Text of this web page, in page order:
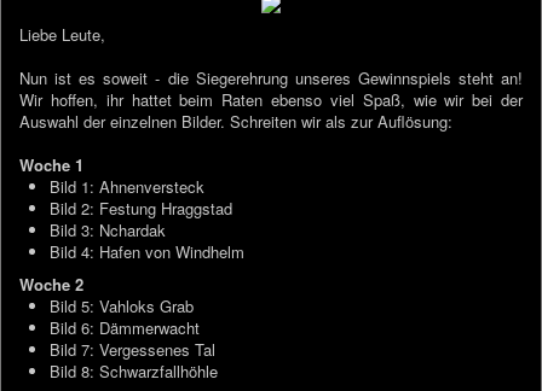
Liebe Leute,
Nun ist es soweit - die Siegerehrung unseres Gewinnspiels steht an!
Wir hoffen, ihr hattet beim Raten ebenso viel Spaß, wie wir bei der
Auswahl der einzelnen Bilder. Schreiten wir als zur Auflösung:
Woche 1
Bild 1: Ahnenversteck
Bild 2: Festung Hraggstad
Bild 3: Nchardak
Bild 4: Hafen von Windhelm
Woche 2
Bild 5: Vahloks Grab
Bild 6: Dämmerwacht
Bild 7: Vergessenes Tal
Bild 8: Schwarzfallhöhle